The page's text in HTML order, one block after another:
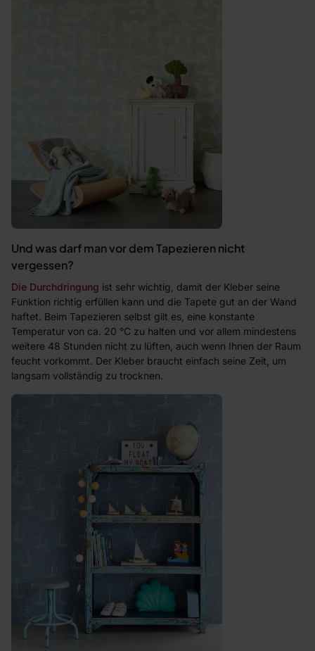
Und was darf man vor dem Tapezieren nicht
vergessen?
Die Durchdringung ist sehr wichtig, damit der Kleber seine
Funktion richtig erfüllen kann und die Tapete gut an der Wand
haftet. Beim Tapezieren selbst gilt es, eine konstante
Temperatur von ca. 20 °C zu halten und vor allem mindestens
weitere 48 Stunden nicht zu lüften, auch wenn Ihnen der Raum
feucht vorkommt. Der Kleber braucht einfach seine Zeit, um
langsam vollständig zu trocknen.